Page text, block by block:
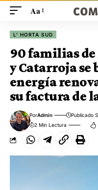
Aa
L' HORTA SUD
90 familias
y Catarroja se
energía
su factura de
PorAdmin Publicado
2 Min Lectura